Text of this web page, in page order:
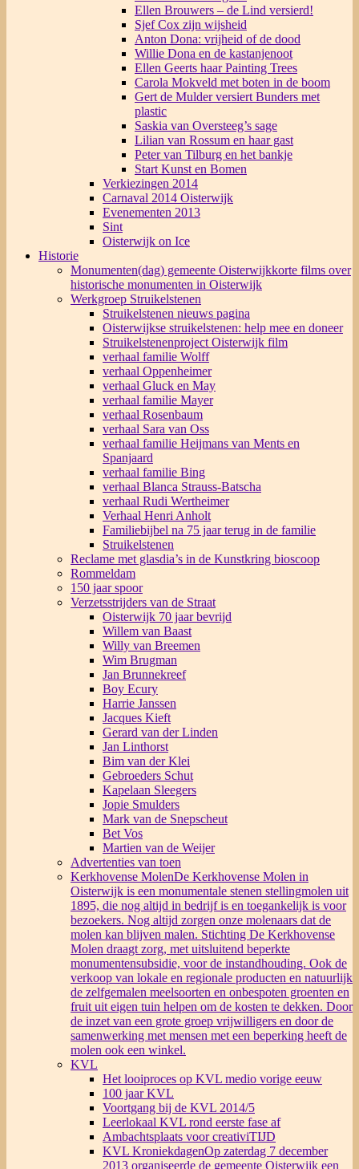
Ellen Brouwers – de Lind versierd!
Sjef Cox zijn wijsheid
Anton Dona: vrijheid of de dood
Willie Dona en de kastanjenoot
Ellen Geerts haar Painting Trees
Carola Mokveld met boten in de boom
Gert de Mulder versiert Bunders met
plastic
Saskia van Oversteeg’s sage
Lilian van Rossum en haar gast
Peter van Tilburg en het bankje
Start Kunst en Bomen
Verkiezingen 2014
Carnaval 2014 Oisterwijk
Evenementen 2013
Sint
Oisterwijk on Ice
Historie
Monumenten(dag) gemeente Oisterwijkkorte films over
historische monumenten in Oisterwijk
Werkgroep Struikelstenen
Struikelstenen nieuws pagina
Oisterwijkse struikelstenen: help mee en doneer
Struikelstenenproject Oisterwijk film
verhaal familie Wolff
verhaal Oppenheimer
verhaal Gluck en May
verhaal familie Mayer
verhaal Rosenbaum
verhaal Sara van Oss
verhaal familie Heijmans van Ments en
Spanjaard
verhaal familie Bing
verhaal Blanca Strauss-Batscha
verhaal Rudi Wertheimer
Verhaal Henri Anholt
Familiebijbel na 75 jaar terug in de familie
Struikelstenen
Reclame met glasdia’s in de Kunstkring bioscoop
Rommeldam
150 jaar spoor
Verzetsstrijders van de Straat
Oisterwijk 70 jaar bevrijd
Willem van Baast
Willy van Breemen
Wim Brugman
Jan Brunnekreef
Boy Ecury
Harrie Janssen
Jacques Kieft
Gerard van der Linden
Jan Linthorst
Bim van der Klei
Gebroeders Schut
Kapelaan Sleegers
Jopie Smulders
Mark van de Snepscheut
Bet Vos
Martien van de Weijer
Advertenties van toen
Kerkhovense MolenDe Kerkhovense Molen in
Oisterwijk is een monumentale stenen stellingmolen uit
1895, die nog altijd in bedrijf is en toegankelijk is voor
bezoekers. Nog altijd zorgen onze molenaars dat de
molen kan blijven malen. Stichting De Kerkhovense
Molen draagt zorg, met uitsluitend beperkte
monumentensubsidie, voor de instandhouding. Ook de
verkoop van lokale en regionale producten en natuurlijk
de zelfgemalen meelsoorten en onbespoten groenten en
fruit uit eigen tuin helpen om de kosten te dekken. Door
de inzet van een grote groep vrijwilligers en door de
samenwerking met mensen met een beperking heeft de
molen ook een winkel.
KVL
Het looiproces op KVL medio vorige eeuw
100 jaar KVL
Voortgang bij de KVL 2014/5
Leerlokaal KVL rond eerste fase af
Ambachtsplaats voor creativiTIJD
KVL KroniekdagenOp zaterdag 7 december
2013 organiseerde de gemeente Oisterwijk een